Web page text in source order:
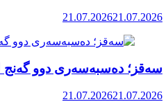
21.07.202621.07.2026
سەقز؛ دەسبەسەری دوو گەنج
21.07.202621.07.2026